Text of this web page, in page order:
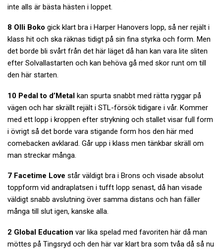
inte alls är bästa hästen i loppet.
8 Olli Boko gick klart bra i Harper Hanovers lopp, så ner rejält i
klass hit och ska räknas tidigt på sin fina styrka och form. Men
det borde bli svårt från det här läget då han kan vara lite sliten
efter Solvallastarten och kan behöva gå med skor runt om till
den här starten.
10 Pedal to d’Metal kan spurta snabbt med rätta ryggar på
vägen och har skrällt rejält i STL-försök tidigare i vår. Kommer
med ett lopp i kroppen efter strykning och stallet visar full form
i övrigt så det borde vara stigande form hos den här med
comebacken avklarad. Går upp i klass men tänkbar skräll om
man streckar många.
7 Facetime Love står väldigt bra i Brons och visade absolut
toppform vid andraplatsen i tufft lopp senast, då han visade
väldigt snabb avslutning över samma distans och han fäller
många till slut igen, kanske alla.
2 Global Education var lika spelad med favoriten här då man
möttes på Tingsryd och den här var klart bra som tvåa då så nu